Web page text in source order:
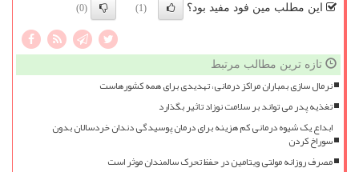
این مطلب مین فود مفید بود؟ (1)
(0)
تازه ترین مطالب مرتبط
نرمال سازی بمباران مراکز درمانی، تهدیدی برای همه کشورهاست
تغذیه پدر می تواند بر سلامت نوزاد تاثیر بگذارد
ابداع یک شیوه درمانی کم هزینه برای درمان پوسیدگی دندان خردسالان بدون
سوراخ کردن
مصرف روزانه مولتی ویتامین در حفظ تحرک سالمندان موثر است